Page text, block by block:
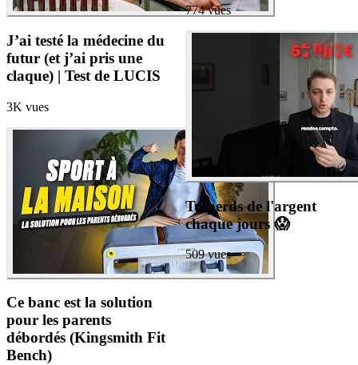
J’ai testé la médecine du
futur (et j’ai pris une
claque) | Test de LUCIS
3K vues
Ce banc est la solution
pour les parents
débordés (Kingsmith Fit
Bench)
774 vues
Tu perds de l'argent
chaque jours 😱
509 vues